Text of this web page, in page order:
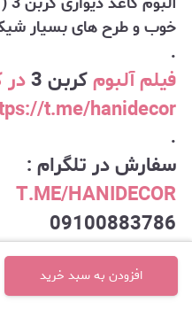
افزودن به سبد خرید
خوب و طرح های بسیار
.
فیلم آلبومکربن 3
در
t.me/hanidecor
.
سفارش در تلگرام :
T.ME/HANIDECOR
09100883786
شرکت هانی دکور
Hanidecor.ir